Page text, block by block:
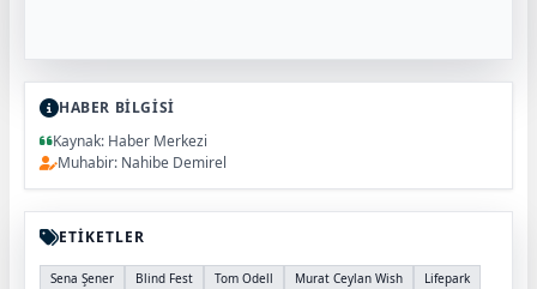
HABER BİLGİSİ
Kaynak: Haber Merkezi
Muhabir: Nahibe Demirel
ETİKETLER
Sena Şener Blind Fest Tom Odell Murat Ceylan Wish
Lifepark